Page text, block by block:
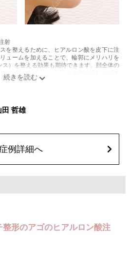
射
を整えるために、ヒアルロン酸を皮下に注
ュームを加えることで、輪郭にメリハリを
）を整える効果も期待できます。顔全体の
、あごが引っ込んで見える方に適したプチ
、赤み、内出血、痛み、突っ張り感などが
は数日〜1週間程度で徐々に軽快します。ま
感染、血管閉塞、しこり（硬化）や小さな
。施術後1〜2週間程度は、注入部位を強く
76,800円(税込)
円(税込)
田 哲雄
例詳細へ
形のアゴのヒアルロン酸注